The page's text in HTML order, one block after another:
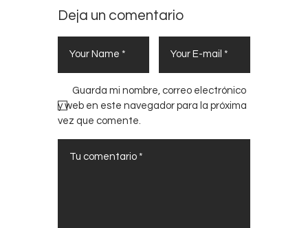
Deja un comentario
Guarda mi nombre, correo electrónico
y web en este navegador para la próxima
vez que comente.